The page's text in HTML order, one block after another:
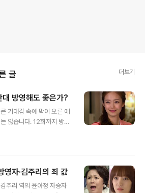
글 더보기
방영해도 좋은가?
기대감 속에 막이 오른 에
않습니다. 12회까지 방영
오로라(전소민 분)가 지나
루고 있습니다. 또 황씨가
어로 대화하는 것도 정상
영자·김주리의 죄 값
주리 역의 윤아정 자승자